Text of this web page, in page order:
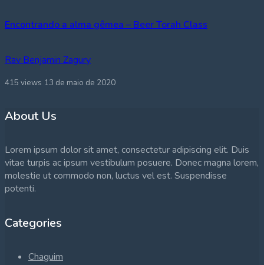
Encontrando a alma gêmea – Beer Torah Class
Rav Benjamin Zagury
415 views 13 de maio de 2020
About Us
Lorem ipsum dolor sit amet, consectetur adipiscing elit. Duis
vitae turpis ac ipsum vestibulum posuere. Donec magna lorem,
molestie ut commodo non, luctus vel est. Suspendisse
potenti.
Categories
Chaguim